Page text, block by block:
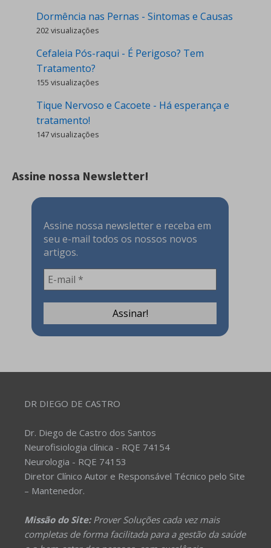
Dormência nas Pernas - Sintomas e Causas
202 visualizações
Cefaleia Pós-raqui - É Perigoso? Tem
Tratamento?
155 visualizações
Tique Nervoso e Cacoete - Há esperança e
tratamento!
147 visualizações
Assine nossa Newsletter!
Assine nossa newsletter e receba em
seu e-mail todos os nossos novos
artigos.
DR DIEGO DE CASTRO
Dr. Diego de Castro dos Santos
Neurofisiologia clínica - RQE 74154
Neurologia - RQE 74153
Diretor Clínico Autor e Responsável Técnico pelo Site
– Mantenedor.
Missão do Site:Prover Soluções cada vez mais
completas de forma facilitada para a gestão da saúde